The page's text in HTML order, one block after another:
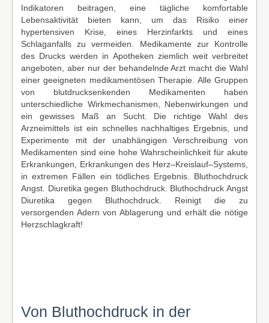
Indikatoren beitragen, eine tägliche komfortable
Lebensaktivität bieten kann, um das Risiko einer
hypertensiven Krise, eines Herzinfarkts und eines
Schlaganfalls zu vermeiden. Medikamente zur Kontrolle
des Drucks werden in Apotheken ziemlich weit verbreitet
angeboten, aber nur der behandelnde Arzt macht die Wahl
einer geeigneten medikamentösen Therapie. Alle Gruppen
von blutdrucksenkenden Medikamenten haben
unterschiedliche Wirkmechanismen, Nebenwirkungen und
ein gewisses Maß an Sucht. Die richtige Wahl des
Arzneimittels ist ein schnelles nachhaltiges Ergebnis, und
Experimente mit der unabhängigen Verschreibung von
Medikamenten sind eine hohe Wahrscheinlichkeit für akute
Erkrankungen, Erkrankungen des Herz–Kreislauf–Systems,
in extremen Fällen ein tödliches Ergebnis. Bluthochdruck
Angst. Diuretika gegen Bluthochdruck. Bluthochdruck Angst
Diuretika gegen Bluthochdruck. Reinigt die zu
versorgenden Adern von Ablagerung und erhält die nötige
Herzschlagkraft!
Von Bluthochdruck in der